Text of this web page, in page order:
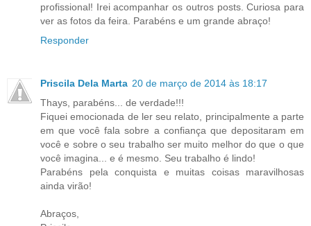
profissional! Irei acompanhar os outros posts. Curiosa para
ver as fotos da feira. Parabéns e um grande abraço!
Responder
Priscila Dela Marta 20 de março de 2014 às 18:17
Thays, parabéns... de verdade!!!
Fiquei emocionada de ler seu relato, principalmente a parte
em que você fala sobre a confiança que depositaram em
você e sobre o seu trabalho ser muito melhor do que o que
você imagina... e é mesmo. Seu trabalho é lindo!
Parabéns pela conquista e muitas coisas maravilhosas
ainda virão!
Abraços,